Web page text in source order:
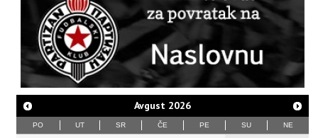
Avgust 2026
PO UT SR ČE PE SU NE